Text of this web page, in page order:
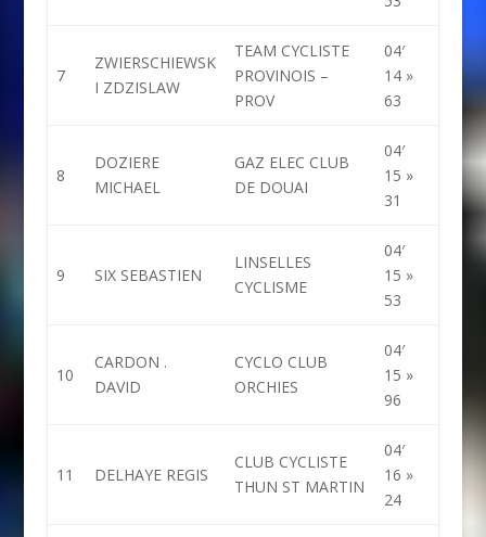
7
ZWIERSCHIEWSK
I ZDZISLAW
TEAM CYCLISTE
PROVINOIS –
PROV
04′
14 »
63
8
DOZIERE
MICHAEL
GAZ ELEC CLUB
DE DOUAI
04′
15 »
31
9 SIX SEBASTIEN
LINSELLES
CYCLISME
04′
15 »
53
10
CARDON .
DAVID
CYCLO CLUB
ORCHIES
04′
15 »
96
11 DELHAYE REGIS
CLUB CYCLISTE
THUN ST MARTIN
04′
16 »
24